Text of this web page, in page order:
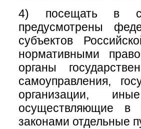
4) посещать в
предусмотрены
субъектов
нормативными
органы
самоуправления,
организации,
осуществляющие в
законами отдельные